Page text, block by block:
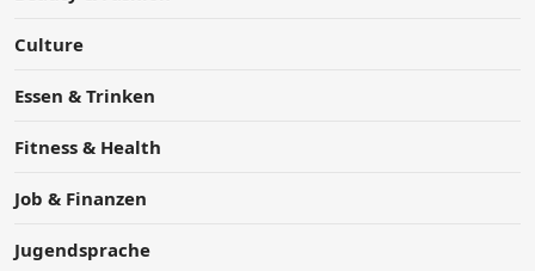
Culture
Essen & Trinken
Fitness & Health
Job & Finanzen
Jugendsprache